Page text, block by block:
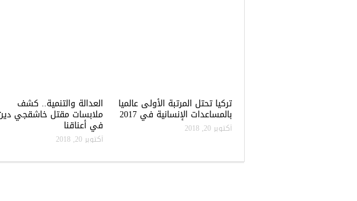
تركيا تحتل المرتبة الأولى عالميا
بالمساعدات الإنسانية في 2017
أكتوبر 20, 2018
العدالة والتنمية.. كشف
ملابسات مقتل خاشقجي
في أعناقنا
أكتوبر 20, 2018